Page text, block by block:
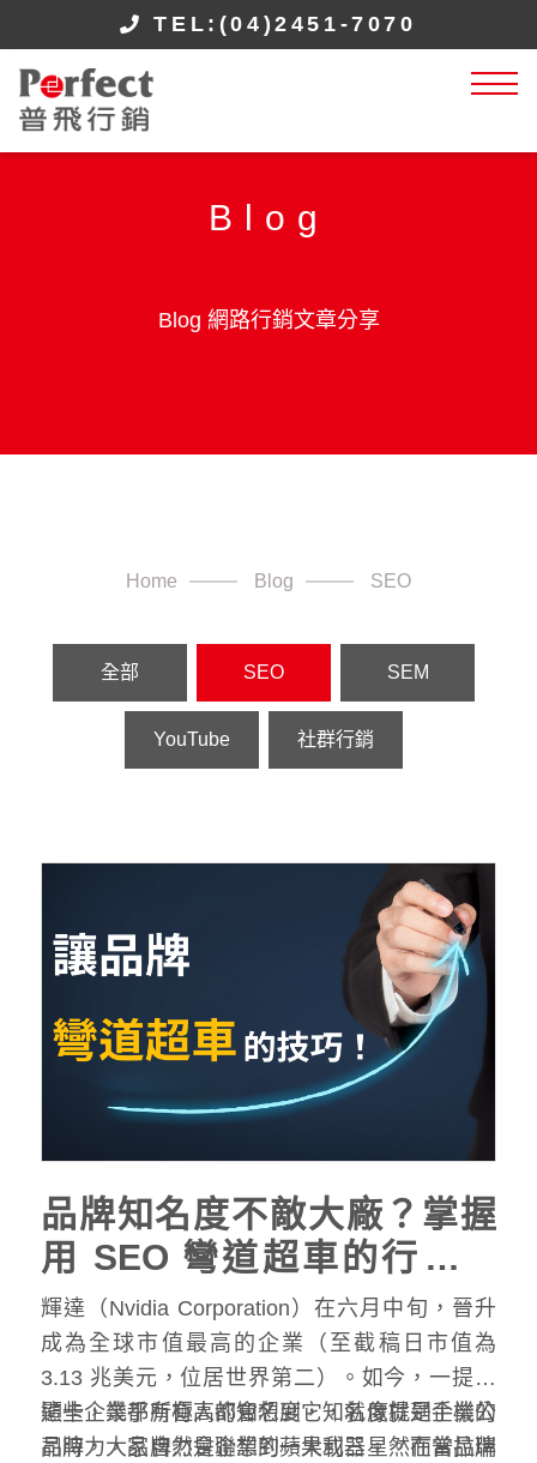
TEL:(04)2451-7070
Blog
Blog 網路行銷文章分享
Home Blog SEO
全部 SEO SEM
YouTube 社群行銷
品牌知名度不敵大廠？掌握
用 SEO 彎道超車的行銷策
略！
輝達（Nvidia Corporation）在六月中旬，晉升
成為全球市值最高的企業（至截稿日市值為
3.13 兆美元，位居世界第二）。如今，一提到
顯卡，幾乎所有人都會想到它，就像提到手機公
司時，大家自然會聯想到蘋果或三星。在普拉瑞
這些企業都有極高的知名度，知名度就是企業的
品牌力，品牌力是企業的一大利器。然而當品牌